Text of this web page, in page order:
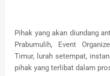
Pihak yang akan diundang
Prabumulih, Event
Timur, lurah setempat,
pihak yang terlibat dalam